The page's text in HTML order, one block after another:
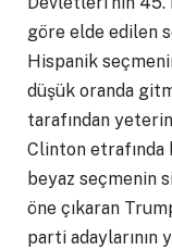
göre elde edilen
Hispanik
düşük oranda
tarafından
Clinton etrafında
beyaz seçmenin
öne çıkaran
parti